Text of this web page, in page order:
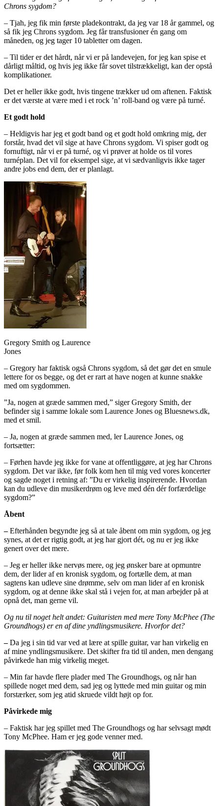
Chrons sygdom?
– Tjah, jeg fik min første pladekontrakt, da jeg var 18 år gammel, og
så fik jeg Chrons sygdom. Jeg får transfusioner én gang om
måneden, og jeg tager 10 tabletter om dagen.
– Til tider er det hårdt, når vi er på landevejen, for jeg kan spise et
dårligt måltid, og hvis jeg ikke får sovet tilstrækkeligt, kan der opstå
komplikationer.
Det er heller ikke godt, hvis tingene trækker ud om aftenen. Faktisk
er det værste at være med i et rock ’n’ roll-band og være på turné.
Et godt hold
– Heldigvis har jeg et godt band og et godt hold omkring mig, der
forstår, hvad det vil sige at have Chrons sygdom. Vi spiser godt og
fornuftigt, når vi er på turné, og vi prøver at holde os til vores
turnéplan. Det vil for eksempel sige, at vi sædvanligvis ikke tager
andre jobs end dem, der er planlagt.
Gregory Smith og Laurence
Jones
– Gregory har faktisk også Chrons sygdom, så det gør det en smule
lettere for os begge, og det er rart at have nogen at kunne snakke
med om sygdommen.
”Ja, nogen at græde sammen med,” siger Gregory Smith, der
befinder sig i samme lokale som Laurence Jones og Bluesnews.dk,
med et smil.
– Ja, nogen at græde sammen med, ler Laurence Jones, og
fortsætter:
– Førhen havde jeg ikke for vane at offentliggøre, at jeg har Chrons
sygdom. Det var ikke, før folk kom hen til mig ved vores koncerter
og sagde noget i retning af: ”Du er virkelig inspirerende. Hvordan
kan du udleve din musikerdrøm og leve med dén dér forfærdelige
sygdom?”
Åbent
–Efterhånden begyndte jeg så at tale åbent om min sygdom, og jeg
synes, at det er rigtig godt, at jeg har gjort dét, og nu er jeg ikke
genert over det mere.
– Jeg er heller ikke nervøs mere, og jeg ønsker bare at opmuntre
dem, der lider af en kronisk sygdom, og fortælle dem, at man
sagtens kan udleve sine drømme, selv om man lider af en kronisk
sygdom, og at denne ikke skal stå i vejen for, at man arbejder på at
opnå det, man gerne vil.
Og nu til noget helt andet: Guitaristen med mere Tony McPhee (The
Groundhogs) er en af dine yndlingsmusikere. Hvorfor det?
–Da jeg i sin tid var ved at lære at spille guitar, var han virkelig en
af mine yndlingsmusikere. Det skifter fra tid til anden, men dengang
påvirkede han mig virkelig meget.
– Min far havde flere plader med The Groundhogs, og når han
spillede noget med dem, sad jeg og lyttede med min guitar og min
forstærker, som jeg atid skruede vildt højt op for.
Påvirkede mig
– Faktisk har jeg spillet med The Groundhogs og har selvsagt mødt
Tony McPhee. Ham er jeg gode venner med.